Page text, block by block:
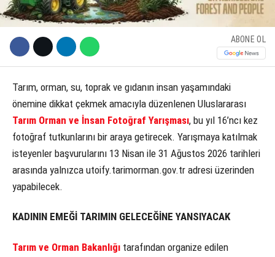
ABONE OL
Tarım, orman, su, toprak ve gıdanın insan yaşamındaki
önemine dikkat çekmek amacıyla düzenlenen Uluslararası
Tarım Orman ve İnsan Fotoğraf Yarışması, bu yıl 16’ncı kez
fotoğraf tutkunlarını bir araya getirecek. Yarışmaya katılmak
isteyenler başvurularını 13 Nisan ile 31 Ağustos 2026 tarihleri
arasında yalnızca utoify.tarimorman.gov.tr adresi üzerinden
yapabilecek.
KADININ EMEĞİ TARIMIN GELECEĞİNE YANSIYACAK
Tarım ve Orman Bakanlığı tarafından organize edilen